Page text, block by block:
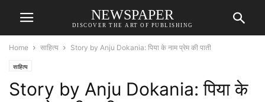
NEWSPAPER
DISCOVER THE ART OF PUBLISHING
Home साहित्य Story by Anju Dokania: पिया के नाम प्रेम की पाती
साहित्य
Story by Anju Dokania: पिया के